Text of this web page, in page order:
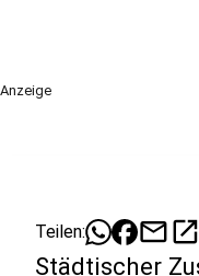
Anzeige
Teilen: mailopen_in_new
Städtischer